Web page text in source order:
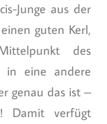
Junge aus der
guten Kerl,
des
in eine andere
genau das ist –
Damit verfügt